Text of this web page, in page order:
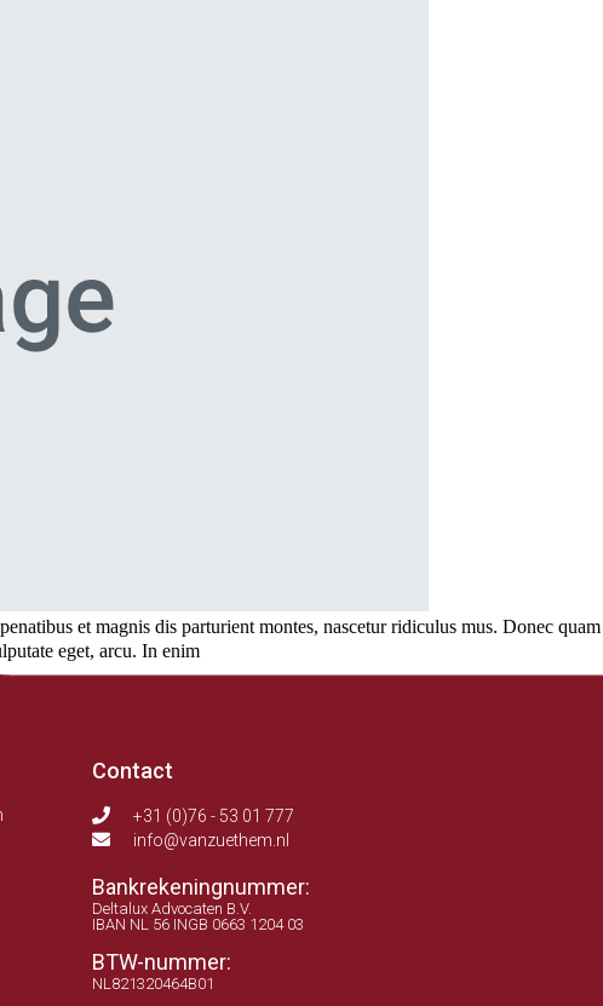
et magnis dis parturient montes, nascetur ridiculus mus. Donec quam
eget, arcu. In enim
Contact
+31 (0)76 - 53 01 777
info@vanzuethem.nl
Bankrekeningnummer:
Deltalux Advocaten B.V.
IBAN NL 56 INGB 0663 1204 03
BTW-nummer:
NL821320464B01